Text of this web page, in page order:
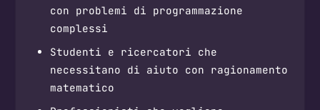
con problemi di programmazione
complessi
Studenti e ricercatori che
necessitano di aiuto con ragionamento
matematico